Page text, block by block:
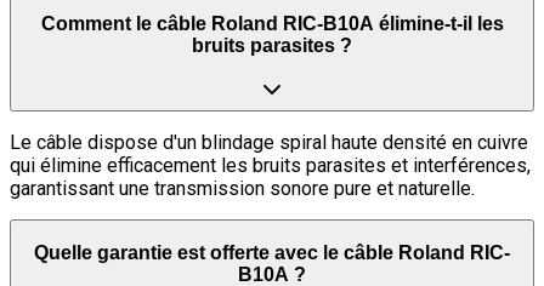
Comment le câble Roland RIC-B10A élimine-t-il les
bruits parasites ?
Le câble dispose d'un blindage spiral haute densité en cuivre
qui élimine efficacement les bruits parasites et interférences,
garantissant une transmission sonore pure et naturelle.
Quelle garantie est offerte avec le câble Roland RIC-
B10A ?